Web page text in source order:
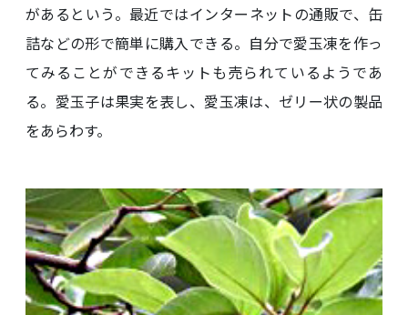
があるという。最近ではインターネットの通販で、缶
詰などの形で簡単に購入できる。自分で愛玉凍を作っ
てみることができるキットも売られているようであ
る。愛玉子は果実を表し、愛玉凍は、ゼリー状の製品
をあらわす。